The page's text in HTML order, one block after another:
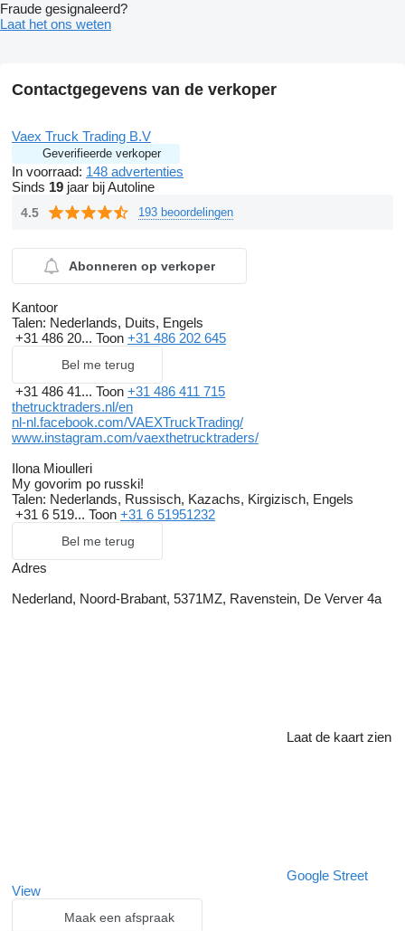
Fraude gesignaleerd?
Laat het ons weten
Contactgegevens van de verkoper
Vaex Truck Trading B.V
Geverifieerde verkoper
In voorraad: 148 advertenties
Sinds 19 jaar bij Autoline
4.5 193 beoordelingen
Abonneren op verkoper
Kantoor
Talen: Nederlands, Duits, Engels
+31 486 20... Toon +31 486 202 645
Bel me terug
+31 486 41... Toon +31 486 411 715
thetrucktraders.nl/en
nl-nl.facebook.com/VAEXTruckTrading/
www.instagram.com/vaexthetrucktraders/
Ilona Mioulleri
My govorim po russki!
Talen: Nederlands, Russisch, Kazachs, Kirgizisch, Engels
+31 6 519... Toon +31 6 51951232
Bel me terug
Adres
Nederland, Noord-Brabant, 5371MZ, Ravenstein, De Verver 4a
Laat de kaart zien
Google Street
View
Maak een afspraak